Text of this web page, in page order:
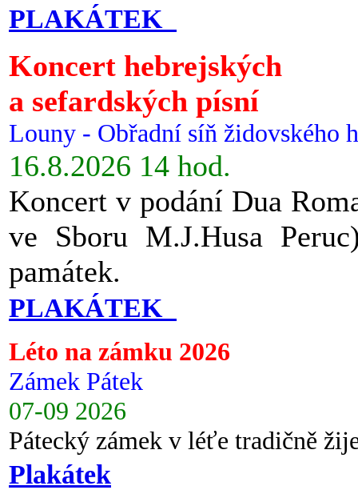
PLAKÁTEK
Koncert hebrejských
a sefardských písní
Louny - Obřadní síň židovského
16.8.2026 14 hod.
Koncert v podání Dua
ve Sboru M.J.Husa
památek.
PLAKÁTEK
Léto na zámku 2026
Zámek Pátek
07-09 2026
Pátecký zámek v léťe tradičně
Plakátek